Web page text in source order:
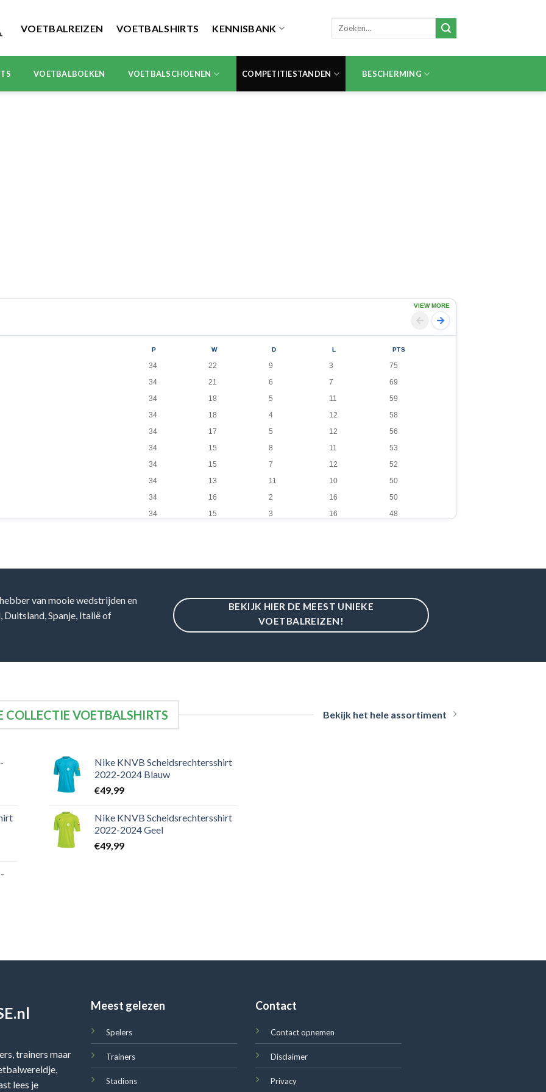
VOETBALREIZEN VOETBALSHIRTS KENNISBANK
Zoeken
VOETBALBOEKEN VOETBALSCHOENEN COMPETITIESTANDEN BESCHERMING
VIEW MORE
P W D L PTS
34 22 9 3
75
34 21 6 7
69
34 18 5 11
59
34 18 4 12
58
34 17 5 12
56
34 15 8 11
53
34 15 7 12
52
34 13 11 10
50
34 16 2 16
50
34 15 3 16
48
10 5 19
35
9 17
van mooie wedstrijden en
Duitsland, Spanje, Italië of
BEKIJK HIER DE MEEST UNIEKE
VOETBALREIZEN!
COLLECTIE VOETBALSHIRTS Bekijk het hele assortiment
Nike KNVB Scheidsrechtersshirt
2022-2024 Blauw
€49,99
Nike KNVB Scheidsrechtersshirt
2022-2024 Geel
€49,99
trainers maar
lees je
Meest gelezen
Spelers
Trainers
Stadions
Contact
Contact opnemen
Disclaimer
Privacy